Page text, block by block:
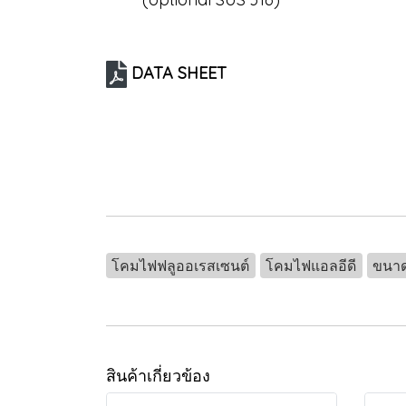
DATA SHEET
โคมไฟฟลูออเรสเซนต์ โคมไฟแอลอีดี ขนา
สินค้าเกี่ยวข้อง